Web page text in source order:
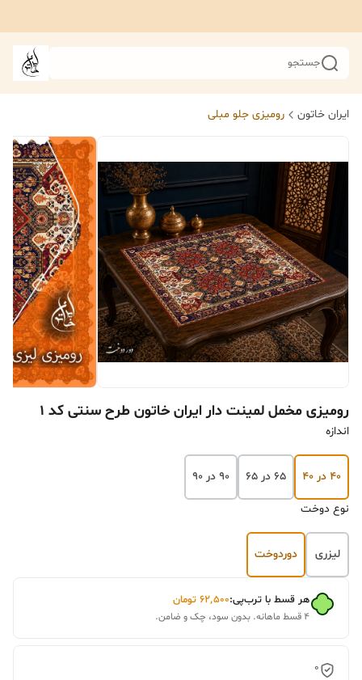
جستجو
ایران خاتون رومیزی جلو مبلی
رومیزی مخمل لمینت دار ایران خاتون طرح سنتی کد ۱
اندازه
۴۰ در ۴۰ ۶۵ در ۶۵ ۹۰ در ۹۰
نوع دوخت
لیزری دوردوخت
هر قسط با ترب‌پی:۶۲٬۵۰۰ تومان
۴ قسط ماهانه. بدون سود، چک و ضامن.
0